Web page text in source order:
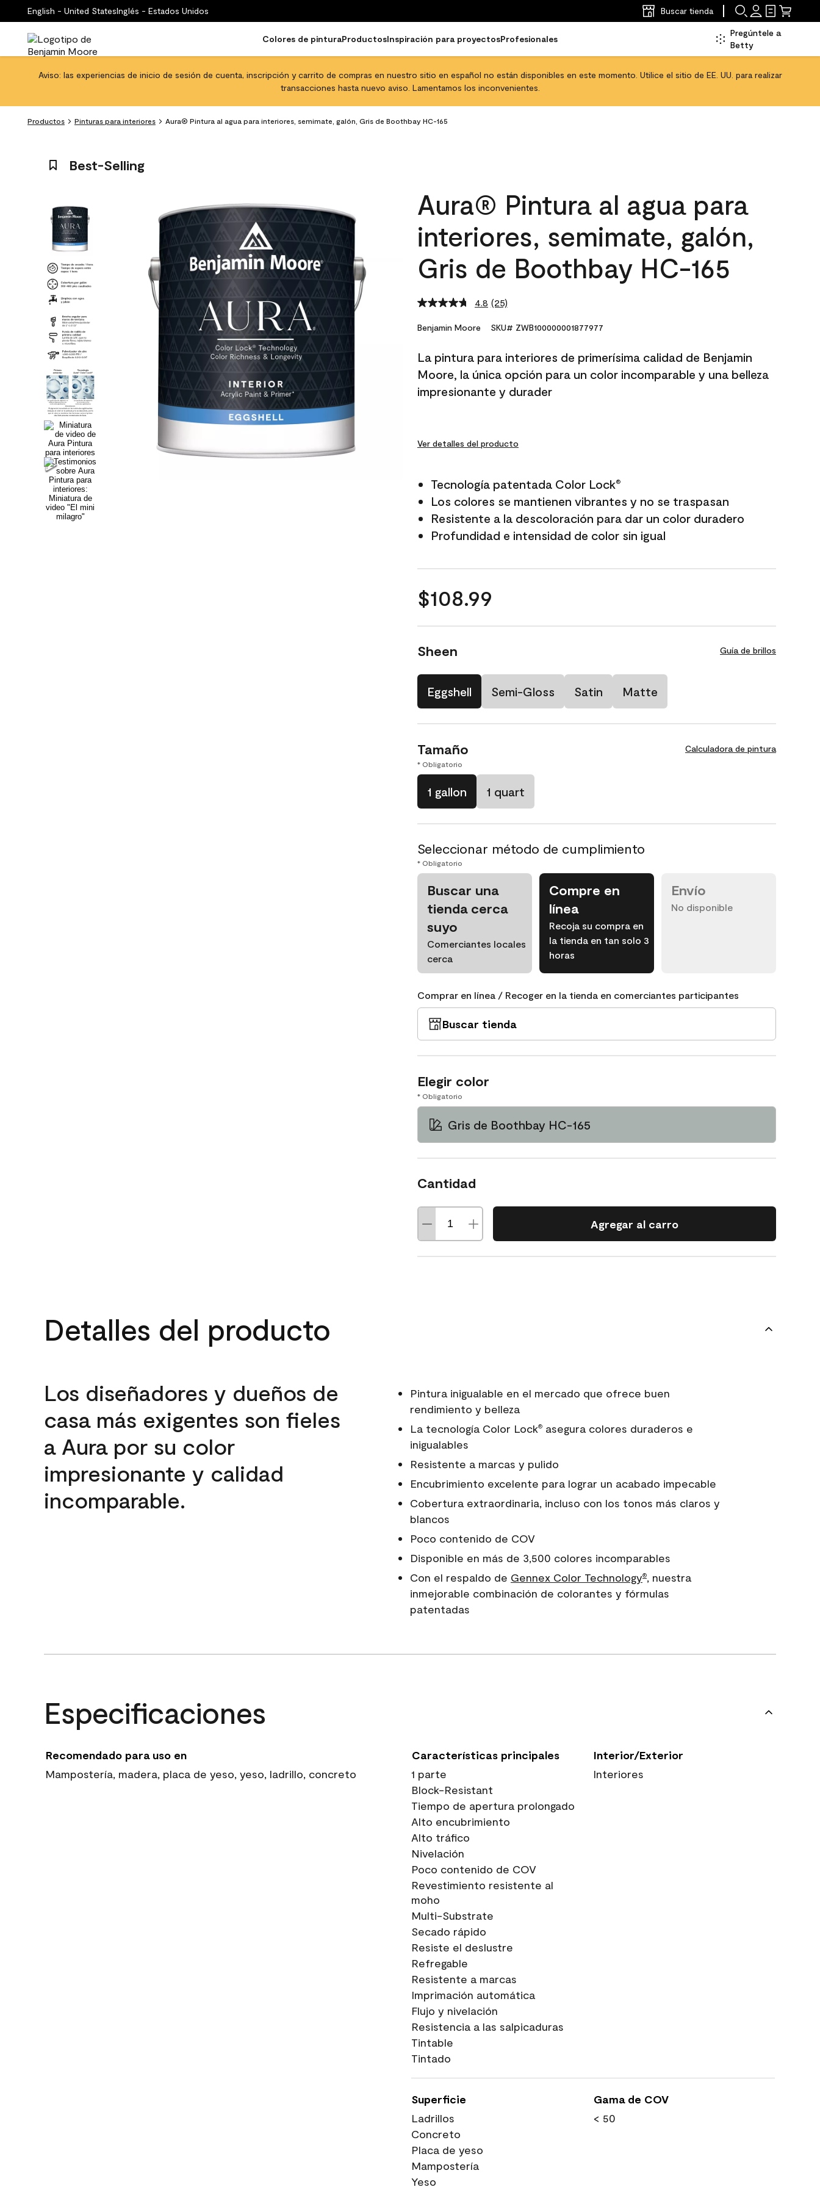
English - United StatesInglés - Estados Unidos Buscar tienda
Colores de pinturaProductosInspiración para proyectosProfesionales
Pregúntele a
Betty
Aviso: las experiencias de inicio de sesión de cuenta, inscripción y carrito de compras en nuestro sitio en español no están disponibles en este momento. Utilice el sitio de EE. UU. para realizar
transacciones hasta nuevo aviso. Lamentamos los inconvenientes.
Productos Pinturas para interiores Aura® Pintura al agua para interiores, semimate, galón, Gris de Boothbay HC-165
Best-Selling
Aura® Pintura al agua para
interiores, semimate, galón,
Gris de Boothbay HC-165
4.8 Read
Reviews.
link.
(25)
Benjamin Moore SKU# ZWB100000001877977
La pintura para interiores de primerísima calidad de Benjamin
Moore, la única opción para un color incomparable y una belleza
impresionante y durader
Ver detalles del producto
Tecnología patentada Color Lock®
Los colores se mantienen vibrantes y no se traspasan
Resistente a la descoloración para dar un color duradero
Profundidad e intensidad de color sin igual
$108.99
Sheen Guía de brillos
Eggshell Semi-Gloss Satin Matte
Tamaño Calculadora de pintura
* Obligatorio
1 gallon 1 quart
Seleccionar método de cumplimiento
* Obligatorio
Buscar una
tienda cerca
suyo
Comerciantes locales
cerca
Compre en
línea
Recoja su compra en
la tienda en tan solo 3
horas
Envío
No disponible
Comprar en línea / Recoger en la tienda en comerciantes participantes
Buscar tienda
Elegir color
* Obligatorio
Gris de Boothbay HC-165
Cantidad
Agregar al carro
Detalles del producto
Los diseñadores y dueños de
casa más exigentes son fieles
a Aura por su color
impresionante y calidad
incomparable.
Pintura inigualable en el mercado que ofrece buen
rendimiento y belleza
La tecnología Color Lock®asegura colores duraderos e
inigualables
Resistente a marcas y pulido
Encubrimiento excelente para lograr un acabado impecable
Cobertura extraordinaria, incluso con los tonos más claros y
blancos
Poco contenido de COV
Disponible en más de 3,500 colores incomparables
Con el respaldo de Gennex Color Technology®, nuestra
inmejorable combinación de colorantes y fórmulas
patentadas
Especificaciones
Recomendado para uso en
Mampostería, madera, placa de yeso, yeso, ladrillo, concreto
Características principales
1 parte
Block-Resistant
Tiempo de apertura prolongado
Alto encubrimiento
Alto tráfico
Nivelación
Poco contenido de COV
Revestimiento resistente al
moho
Multi-Substrate
Secado rápido
Resiste el deslustre
Refregable
Resistente a marcas
Imprimación automática
Flujo y nivelación
Resistencia a las salpicaduras
Tintable
Tintado
Interior/Exterior
Interiores
Superficie
Ladrillos
Concreto
Placa de yeso
Mampostería
Yeso
Gama de COV
< 50